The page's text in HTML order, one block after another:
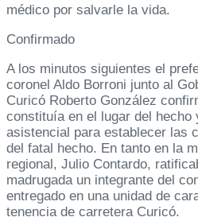
médico por salvarle la vida.
Confirmado
A los minutos siguientes el
coronel Aldo Borroni junto al
Curicó Roberto González
constituía en el lugar del hecho
asistencial para establecer las
del fatal hecho. En tanto en la
regional, Julio Contardo,
madrugada un integrante del
entregado en una unidad de
tenencia de carretera Curicó.